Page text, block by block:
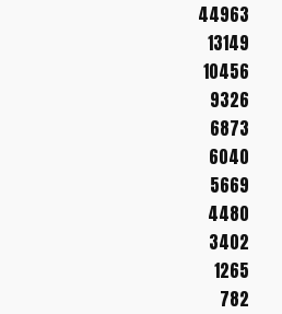
44963
13149
10456
9326
6873
6040
5669
4480
3402
1265
782